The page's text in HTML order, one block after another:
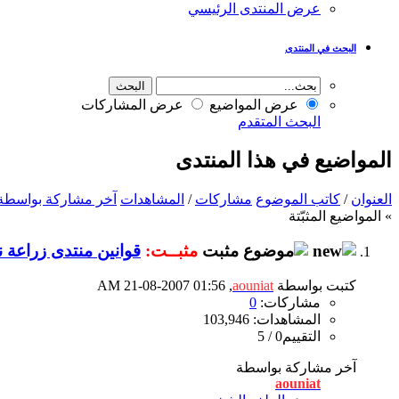
عرض المنتدى الرئيسي
البحث في المنتدى
عرض المواضيع
عرض المشاركات
البحث المتقدم
المواضيع في هذا المنتدى
العنوان / كاتب الموضوع مشاركات / المشاهدات آخر مشاركة
» المواضيع المثبّتة
مثبــت: قوانين منتدى
كتبت بواسطةaouniat
‏, 21-08-2007 01:56 AM
مشاركات: 0
المشاهدات: 103,946
التقييم0 / 5
آخر مشاركة بواسطة
aouniat